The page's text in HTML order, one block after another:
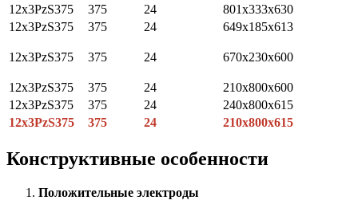
12x3PzS375
375 24
801x333x630
12x3PzS375
375 24 649x185x613
12x3PzS375 375 24 670x230x600
12x3PzS375 375 24
210x800x600
12x3PzS375
375 24
240x800x615
12x3PzS375
375 24 210x800x615
Конструктивные особенности
Положительные электроды